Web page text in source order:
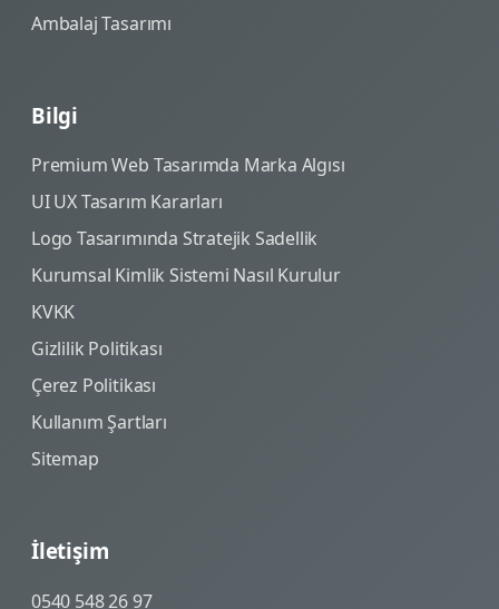
Ambalaj Tasarımı
Bilgi
Premium Web Tasarımda Marka Algısı
UI UX Tasarım Kararları
Logo Tasarımında Stratejik Sadellik
Kurumsal Kimlik Sistemi Nasıl Kurulur
KVKK
Gizlilik Politikası
Çerez Politikası
Kullanım Şartları
Sitemap
İletişim
0540 548 26 97